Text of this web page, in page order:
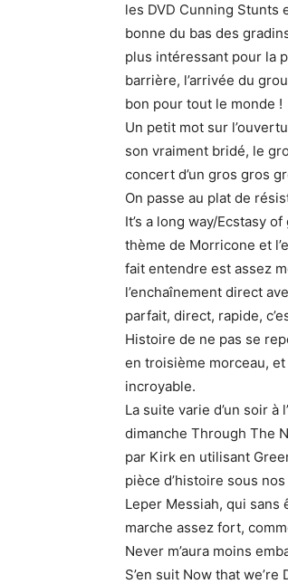
les DVD Cunning Stunts
bonne du bas des
plus intéressant pour la
barrière, l’arrivée du
bon pour tout le monde !
Un petit mot sur
son vraiment bridé, le
concert d’un gros gros
On passe au plat de
It’s a long way/Ecstasy
thème de Morricone et
fait entendre est assez
l’enchaînement direct
parfait, direct, rapide,
Histoire de ne pas se
en troisième morceau,
incroyable.
La suite varie d’un soir à
dimanche Through The
par Kirk en utilisant
pièce d’histoire sous
Leper Messiah, qui
marche assez fort,
Never m’aura moins
S’en suit Now that